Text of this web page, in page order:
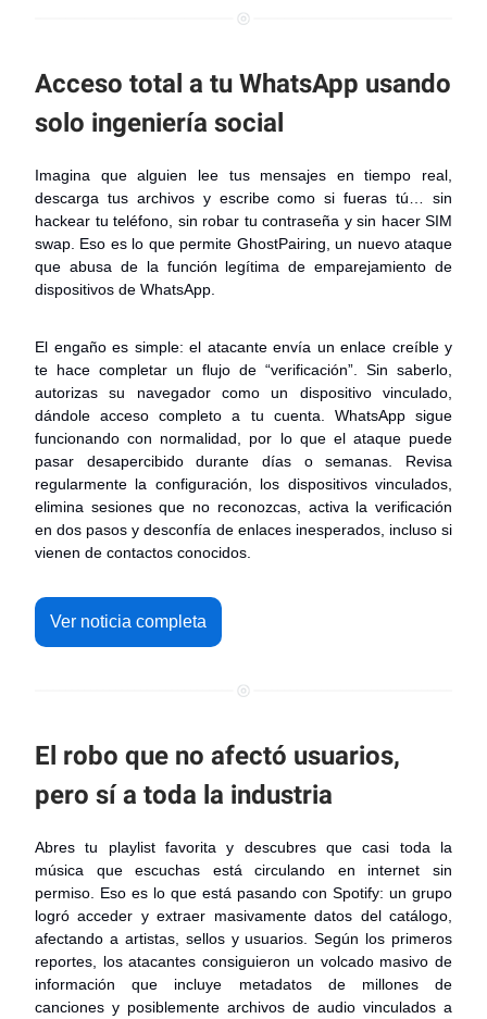
Acceso total a tu WhatsApp usando
solo ingeniería social
Imagina que alguien lee tus mensajes en tiempo real,
descarga tus archivos y escribe como si fueras tú… sin
hackear tu teléfono, sin robar tu contraseña y sin hacer SIM
swap. Eso es lo que permite GhostPairing, un nuevo ataque
que abusa de la función legítima de emparejamiento de
dispositivos de WhatsApp.
El engaño es simple: el atacante envía un enlace creíble y
te hace completar un flujo de “verificación”. Sin saberlo,
autorizas su navegador como un dispositivo vinculado,
dándole acceso completo a tu cuenta. WhatsApp sigue
funcionando con normalidad, por lo que el ataque puede
pasar desapercibido durante días o semanas. Revisa
regularmente la configuración, los dispositivos vinculados,
elimina sesiones que no reconozcas, activa la verificación
en dos pasos y desconfía de enlaces inesperados, incluso si
vienen de contactos conocidos.
Ver noticia completa
El robo que no afectó usuarios,
pero sí a toda la industria
Abres tu playlist favorita y descubres que casi toda la
música que escuchas está circulando en internet sin
permiso. Eso es lo que está pasando con Spotify: un grupo
logró acceder y extraer masivamente datos del catálogo,
afectando a artistas, sellos y usuarios. Según los primeros
reportes, los atacantes consiguieron un volcado masivo de
información que incluye metadatos de millones de
canciones y posiblemente archivos de audio vinculados a